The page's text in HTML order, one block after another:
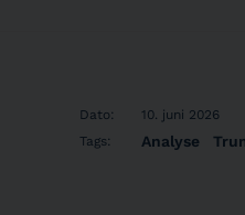
Dato:
10. juni 2026
Tags:
Analyse